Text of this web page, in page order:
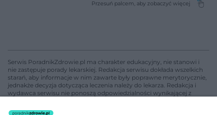
Serwis PoradnikZdrowie.pl ma charakter edukacyjny, nie stanowi i
nie zastępuje porady lekarskiej. Redakcja serwisu dokłada wszelkich
starań, aby informacje w nim zawarte były poprawne merytorycznie,
jednakże decyzja dotycząca leczenia należy do lekarza. Redakcja i
wydawca serwisu nie ponoszą odpowiedzialności wynikającej z